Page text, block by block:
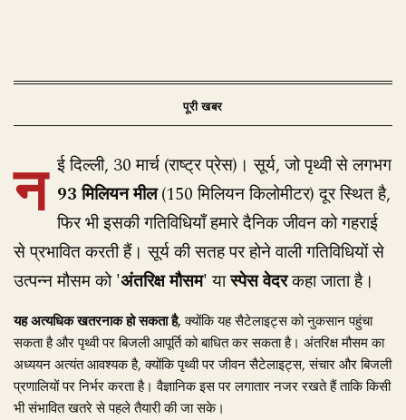
न ई दिल्ली, 30 मार्च (राष्ट्र प्रेस)। सूर्य, जो पृथ्वी से लगभग
93 मिलियन मील(150 मिलियन किलोमीटर) दूर स्थित है,
फिर भी इसकी गतिविधियाँ हमारे दैनिक जीवन को गहराई
से प्रभावित करती हैं। सूर्य की सतह पर होने वाली गतिविधियों से
उत्पन्न मौसम को'अंतरिक्ष मौसम'यास्पेस वेदरकहा जाता है।
यह अत्यधिक खतरनाक हो सकता है,क्योंकि यह सैटेलाइट्स को नुकसान पहुंचा
सकता है और पृथ्वी पर बिजली आपूर्ति को बाधित कर सकता है। अंतरिक्ष मौसम का
अध्ययन अत्यंत आवश्यक है, क्योंकि पृथ्वी पर जीवन सैटेलाइट्स, संचार और बिजली
प्रणालियों पर निर्भर करता है। वैज्ञानिक इस पर लगातार नजर रखते हैं ताकि किसी
भी संभावित खतरे से पहले तैयारी की जा सके।